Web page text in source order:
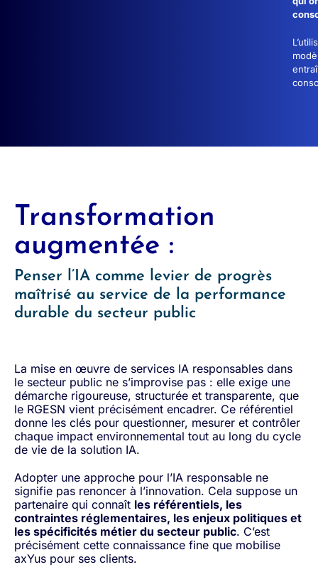
Transformation
augmentée :
Penser l’IA comme levier de progrès
maîtrisé au service de la performance
durable du secteur public
La mise en œuvre de services IA responsables dans
le secteur public ne s’improvise pas : elle exige une
démarche rigoureuse, structurée et transparente, que
le RGESN vient précisément encadrer. Ce référentiel
donne les clés pour questionner, mesurer et contrôler
chaque impact environnemental tout au long du cycle
de vie de la solution IA.
Adopter une approche pour l’IA responsable ne
signifie pas renoncer à l’innovation. Cela suppose un
partenaire qui connaît les référentiels, les
contraintes réglementaires, les enjeux politiques et
les spécificités métier du secteur public. C’est
précisément cette connaissance fine que mobilise
axYus pour ses clients.